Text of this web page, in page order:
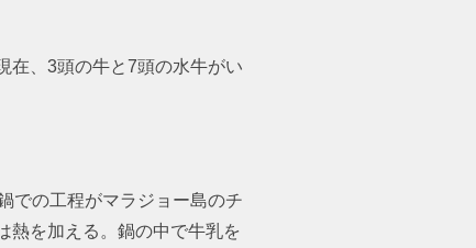
在、3頭の牛と7頭の水牛がい
での工程がマラジョー島のチ
熱を加える。鍋の中で牛乳を